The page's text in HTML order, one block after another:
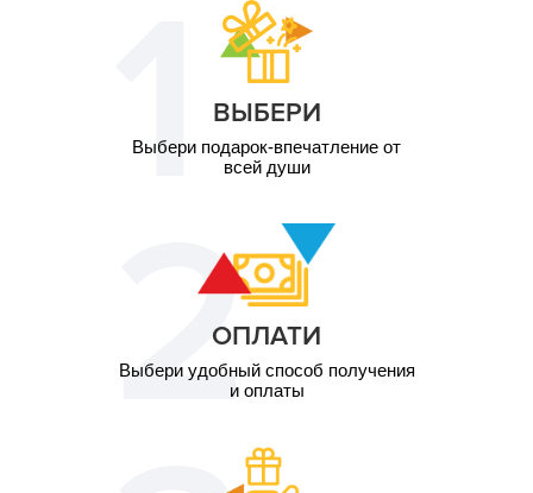
ВЫБЕРИ
Выбери подарок-впечатление от
всей души
ОПЛАТИ
Выбери удобный способ получения
и оплаты